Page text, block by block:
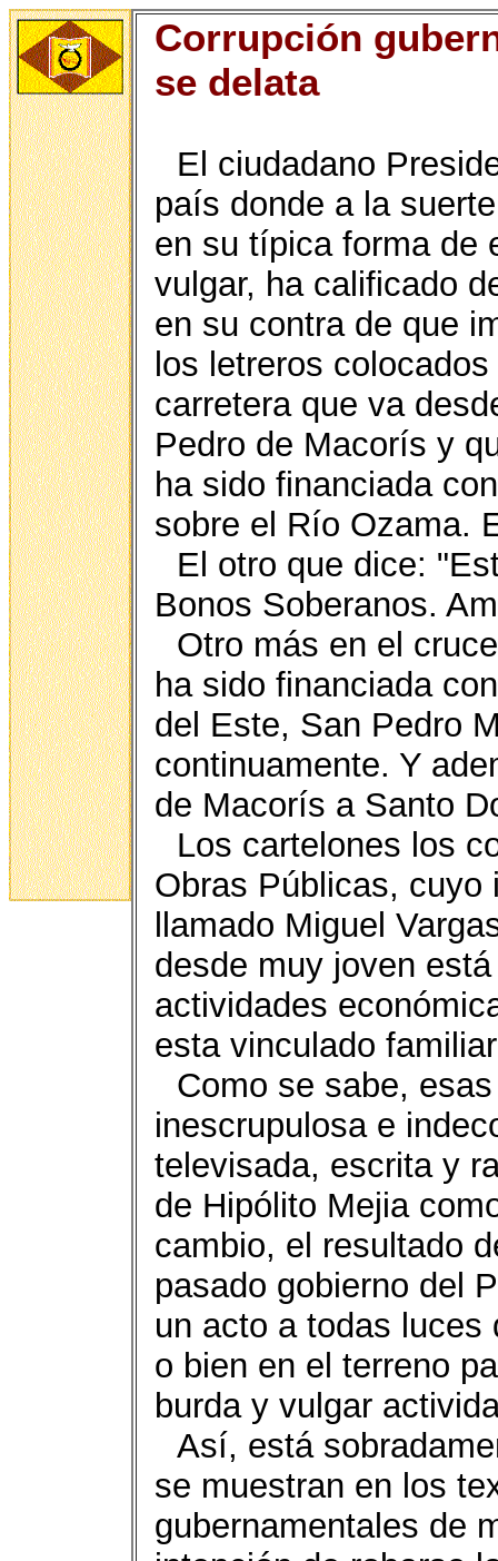
Corrupción
se delata
El ciudadano
país donde a la
en su típica forma de
vulgar, ha calificado
en su contra de que
los letreros
carretera que va
Pedro de Macorís y
ha sido financiada
sobre el Río Ozama.
El otro que dice:
Bonos Soberanos.
Otro más en el
ha sido financiada
del Este, San Pedro
continuamente. Y
de Macorís a Santo
Los cartelones los
Obras Públicas, cuyo
llamado Miguel
desde muy joven
actividades
esta vinculado
Como se sabe,
inescrupulosa e
televisada, escrita y
de Hipólito Mejia
cambio, el resultado
pasado gobierno del
un acto a todas luces
o bien en el terreno
burda y vulgar
Así, está
se muestran en los
gubernamentales de